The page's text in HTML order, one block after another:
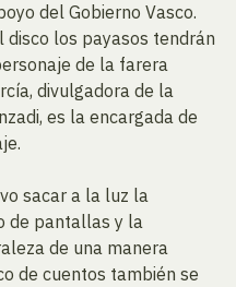
del Gobierno Vasco.
disco los payasos tendrán
de la farera
divulgadora de la
es la encargada de
sacar a la luz la
de pantallas y la
de una manera
de cuentos también se